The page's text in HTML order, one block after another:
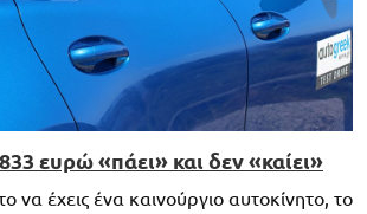
ευρώ «πάει» και δεν «καίει»
να έχεις ένα καινούργιο αυτοκίνητο, το